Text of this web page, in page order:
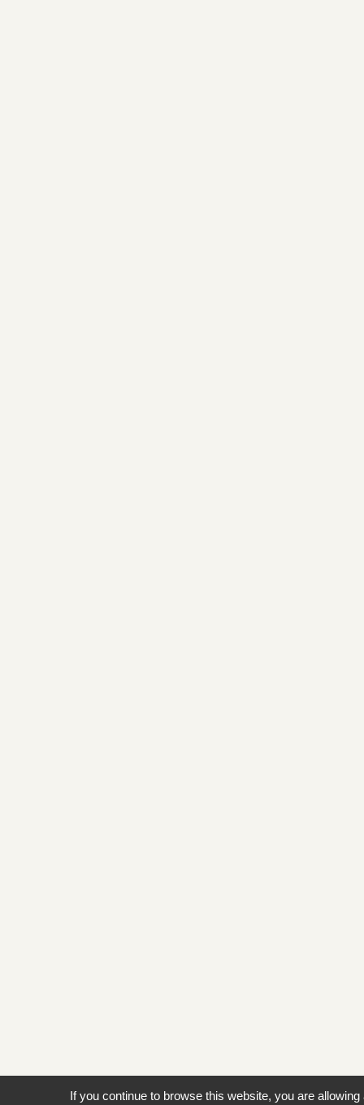
If you continue to browse this website, you are